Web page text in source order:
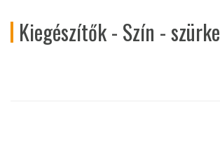
Kiegészítők - Szín - szürke